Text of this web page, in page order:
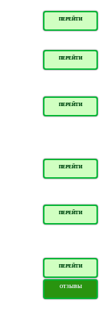
ПЕРЕЙТИ
ПЕРЕЙТИ
ПЕРЕЙТИ
ПЕРЕЙТИ
ПЕРЕЙТИ
ПЕРЕЙТИ
ОТЗЫВЫ